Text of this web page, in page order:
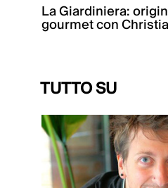
La Giardiniera:
gourmet con
TUTTO SU